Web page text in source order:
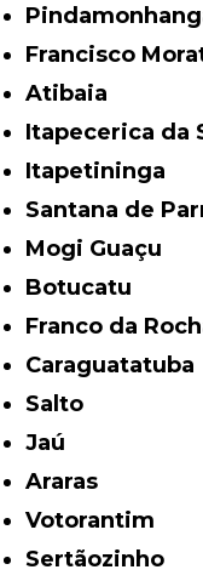
Francisco
Atibaia
Itapecerica da
Itapetininga
Santana de
Mogi Guaçu
Botucatu
Franco da
Caraguatatuba
Salto
Jaú
Araras
Votorantim
Sertãozinho